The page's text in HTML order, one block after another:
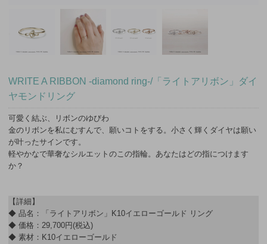
WRITE A RIBBON -diamond ring-/「ライトアリボン」ダイ
ヤモンドリング
可愛く結ぶ、リボンのゆびわ
金のリボンを私にむすんで、願いコトをする。小さく輝くダイヤは願い
が叶ったサインです。
軽やかなで華奢なシルエットのこの指輪。あなたはどの指につけます
か？
【詳細】
◆ 品名：「ライトアリボン」K10イエローゴールド リング
◆ 価格：29,700円(税込)
◆ 素材：K10イエローゴールド